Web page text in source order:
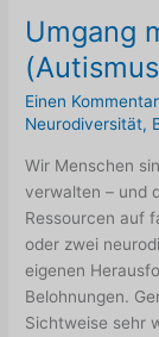
für
sich
beanspruchen,
diese
Sonnenblume
ganz
allein
erschaffen
zu
haben?
Umgang
Einen
Neurodiversität,
Wir Menschen
verwalten – und
Ressourcen auf
oder zwei
eigenen
Belohnungen.
Sichtweise sehr